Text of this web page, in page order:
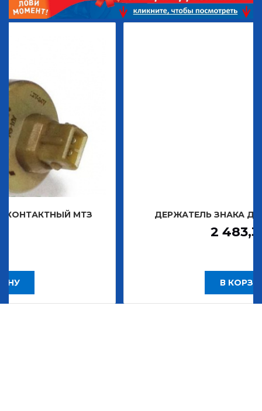
МТЗ ДЕРЖАТЕЛЬ ЗНАКА
2 483,30 Р